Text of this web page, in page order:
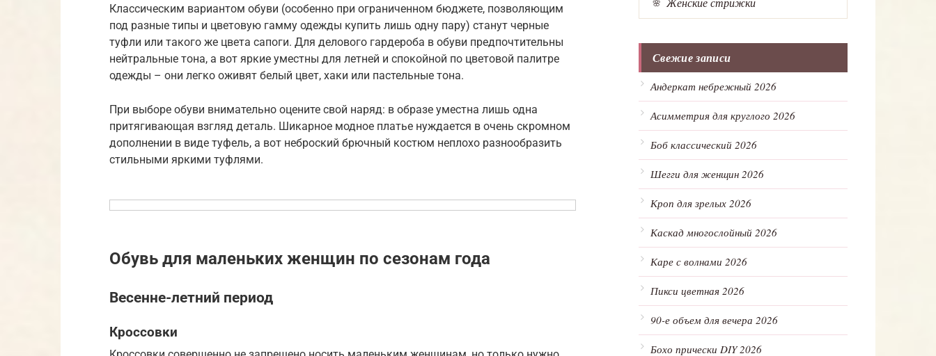
Классическим вариантом обуви (особенно при ограниченном бюджете, позволяющим
под разные типы и цветовую гамму одежды купить лишь одну пару) станут черные
туфли или такого же цвета сапоги. Для делового гардероба в обуви предпочтительны
нейтральные тона, а вот яркие уместны для летней и спокойной по цветовой палитре
одежды – они легко оживят белый цвет, хаки или пастельные тона.
При выборе обуви внимательно оцените свой наряд: в образе уместна лишь одна
притягивающая взгляд деталь. Шикарное модное платье нуждается в очень скромном
дополнении в виде туфель, а вот неброский брючный костюм неплохо разнообразить
стильными яркими туфлями.
Обувь для маленьких женщин по сезонам года
Весенне-летний период
Кроссовки
Свежие записи
Андеркат небрежный 2026
Асимметрия для круглого 2026
Боб классический 2026
Шегги для женщин 2026
Кроп для зрелых 2026
Каскад многослойный 2026
Каре с волнами 2026
Пикси цветная 2026
90-е объем для вечера 2026
Бохо прически DIY 2026